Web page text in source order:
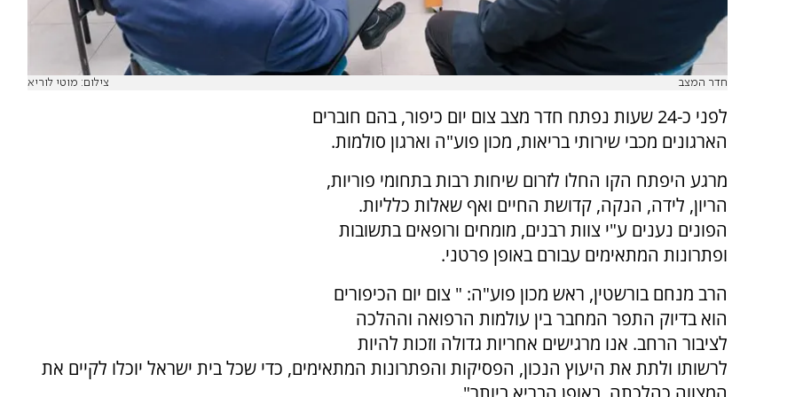
חדר המצב צילום: מוטי לוריא
לפני כ-24 שעות נפתח חדר מצב צום יום כיפור, בהם חוברים
הארגונים מכבי שירותי בריאות, מכון פוע"ה וארגון סולמות.
מרגע היפתח הקו החלו לזרום שיחות רבות בתחומי פוריות,
הריון, לידה, הנקה, קדושת החיים ואף שאלות כלליות.
הפונים נענים ע"י צוות רבנים, מומחים ורופאים בתשובות
ופתרונות המתאימים עבורם באופן פרטני.
הרב מנחם בורשטין, ראש מכון פוע"ה: " צום יום הכיפורים
הוא בדיוק התפר המחבר בין עולמות הרפואה וההלכה
לציבור הרחב. אנו מרגישים אחריות גדולה וזכות להיות
לרשותו ולתת את היעוץ הנכון, הפסיקות והפתרונות המתאימים, כדי שכל בית ישראל יוכלו לקיים את